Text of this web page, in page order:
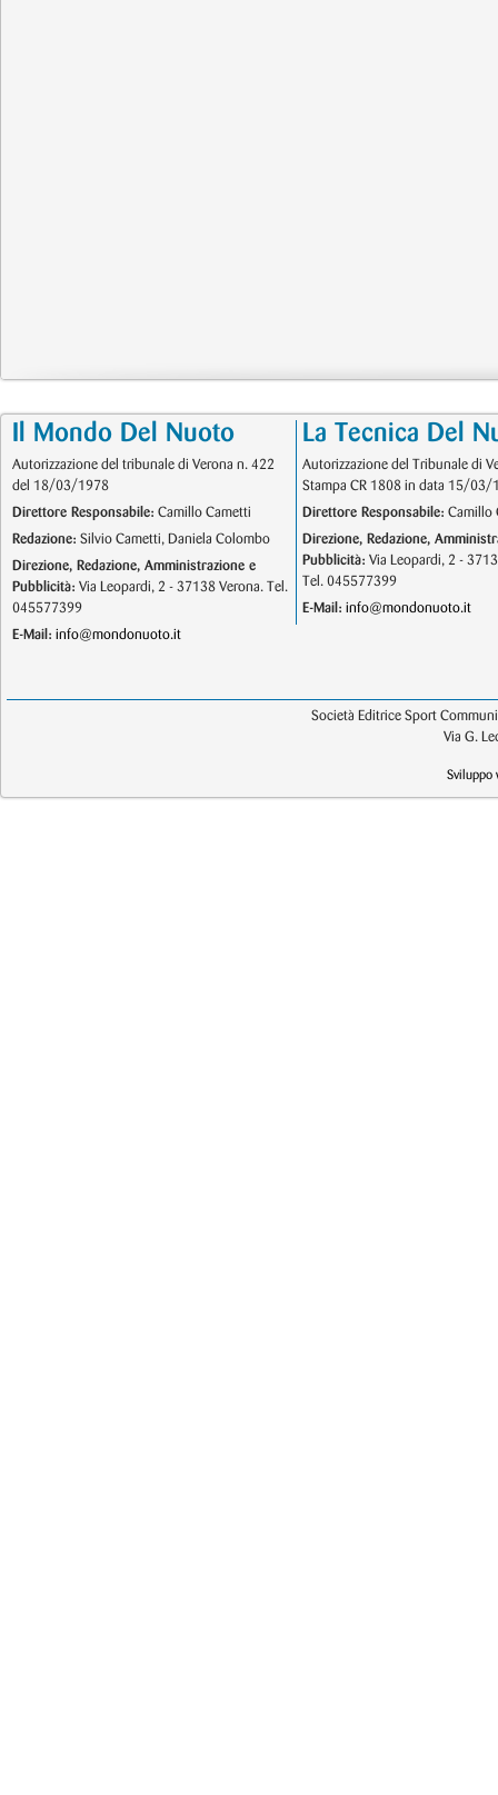
Il Mondo Del Nuoto
Autorizzazione del tribunale di Verona n. 422
del 18/03/1978
Direttore Responsabile: Camillo Cametti
Redazione: Silvio Cametti, Daniela Colombo
Direzione, Redazione, Amministrazione e
Pubblicità: Via Leopardi, 2 - 37138 Verona. Tel.
045577399
E-Mail: info@mondonuoto.it
La Tecnica Del
Autorizzazione del Tribunale di
Stampa CR 1808 in data 15/03/
Direttore Responsabile: Camillo
Direzione, Redazione,
Pubblicità: Via Leopardi, 2 -
Tel. 045577399
E-Mail: info@mondonuoto.it
Società Editrice Sport
Via G.
Sviluppo